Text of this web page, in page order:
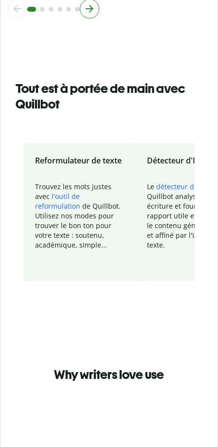
Tout est à portée de main avec
Quillbot
Reformulateur de texte
Trouvez les mots justes
avec l'outil de
reformulation de Quillbot.
Utilisez nos modes pour
trouver le bon ton pour
votre texte : soutenu,
académique, simple...
Détecteur d'IA
Le détecteur d'IA
Quillbot analyse votre
écriture et fournit un
rapport utile et
le contenu généré
et affiné par l'IA
texte.
Why writers love use